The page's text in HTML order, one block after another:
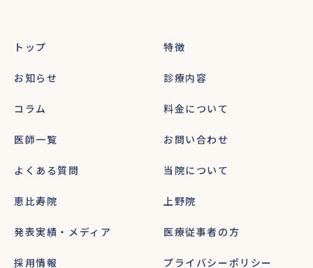
トップ 特徴
お知らせ 診療内容
コラム 料金について
医師一覧 お問い合わせ
よくある質問 当院について
恵比寿院 上野院
発表実績・メディア 医療従事者の方
採用情報 プライバシーポリシー